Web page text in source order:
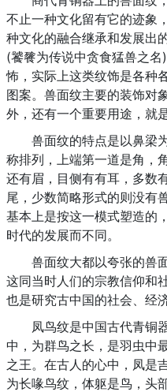
不止一种文化留有它的迹象
种文化的融合继承和发展出
(饕餮为传说中贪食猛兽之
怖，实际上这类纹饰是各种
图案。兽面纹主要的装饰对
外，还有一个重要用途，就
兽面纹的特点是以鼻梁为
称排列，上端第一道是角，
还有眉，目侧有有耳，多数
尾，少数简略形式的则没有
基本上是按这一模式塑造的
时代的发展而不同。
兽面纹大都以夸张的兽面
这同当时人们的宗教信仰和
也是研究古中国的社会、经
凤鸟纹是中国古代青铜器
中，为群鸟之长，是羽虫中
之王。在古人的心中，凤是
为长喙鸟纹，体躯是鸟，头